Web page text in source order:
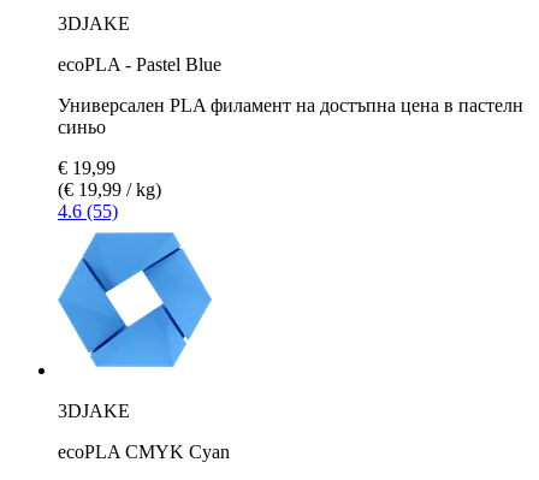
3DJAKE
ecoPLA - Pastel Blue
Универсален PLA филамент на достъпна цена в пастелн
синьо
€ 19,99
(€ 19,99 / kg)
4.6 (55)
3DJAKE
ecoPLA CMYK Cyan